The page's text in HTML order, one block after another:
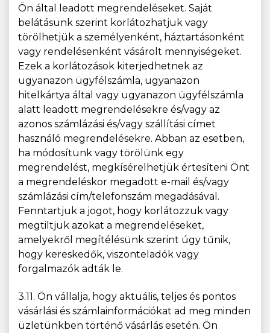
Ön által leadott megrendeléseket. Saját
belátásunk szerint korlátozhatjuk vagy
törölhetjük a személyenként, háztartásonként
vagy rendelésenként vásárolt mennyiségeket.
Ezek a korlátozások kiterjedhetnek az
ugyanazon ügyfélszámla, ugyanazon
hitelkártya által vagy ugyanazon ügyfélszámla
alatt leadott megrendelésekre és/vagy az
azonos számlázási és/vagy szállítási címet
használó megrendelésekre. Abban az esetben,
ha módosítunk vagy törölünk egy
megrendelést, megkísérelhetjük értesíteni Önt
a megrendeléskor megadott e-mail és/vagy
számlázási cím/telefonszám megadásával.
Fenntartjuk a jogot, hogy korlátozzuk vagy
megtiltjuk azokat a megrendeléseket,
amelyekről megítélésünk szerint úgy tűnik,
hogy kereskedők, viszonteladók vagy
forgalmazók adták le.
3.11. Ön vállalja, hogy aktuális, teljes és pontos
vásárlási és számlainformációkat ad meg minden
üzletünkben történő vásárlás esetén. Ön